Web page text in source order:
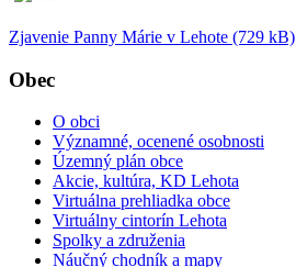
Zjavenie Panny Márie v Lehote (729 kB)
Obec
O obci
Významné, ocenené osobnosti
Územný plán obce
Akcie, kultúra, KD Lehota
Virtuálna prehliadka obce
Virtuálny cintorín Lehota
Spolky a združenia
Náučný chodník a mapy